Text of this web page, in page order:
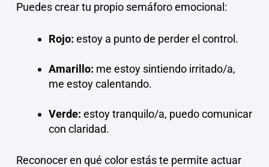
Puedes crear tu propio semáforo emocional:
Rojo: estoy a punto de perder el control.
Amarillo: me estoy sintiendo irritado/a,
me estoy calentando.
Verde: estoy tranquilo/a, puedo comunicar
con claridad.
Reconocer en qué color estás te permite actuar